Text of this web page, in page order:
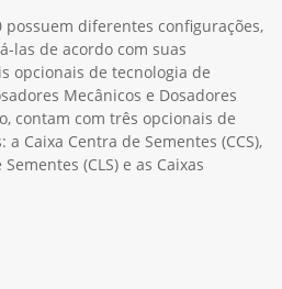
possuem diferentes configurações,
las de acordo com suas
opcionais de tecnologia de
Mecânicos e Dosadores
contam com três opcionais de
Caixa Centra de Sementes (CCS),
(CLS) e as Caixas